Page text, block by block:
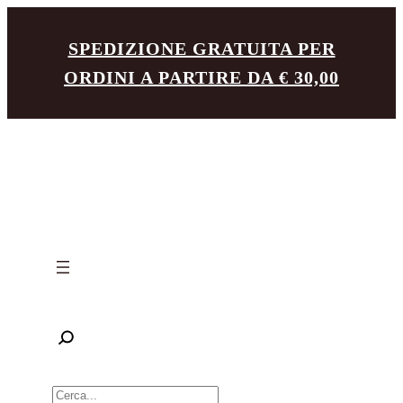
contenuto
SPEDIZIONE GRATUITA PER
ORDINI A PARTIRE DA € 30,00
R